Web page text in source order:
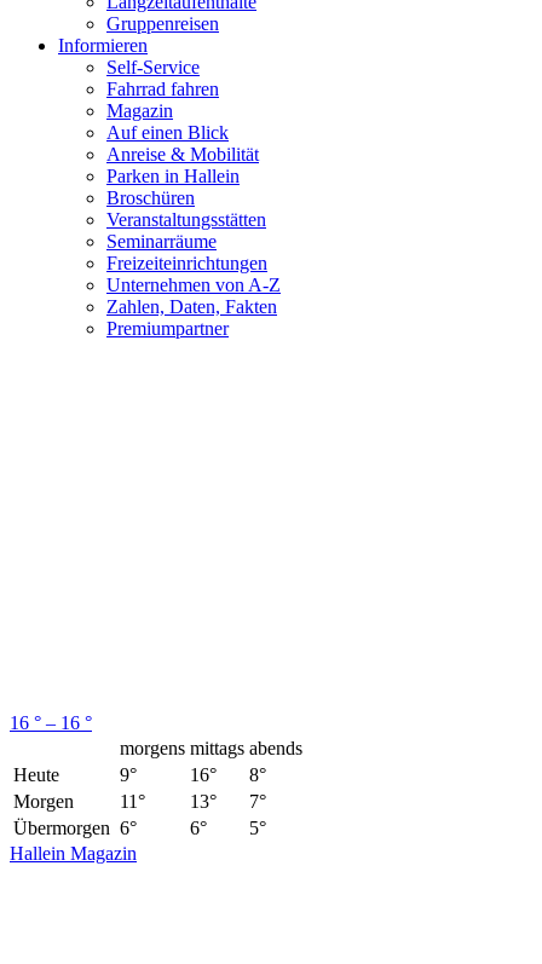
Gruppenreisen
Informieren
Self-Service
Fahrrad fahren
Magazin
Auf einen Blick
Anreise & Mobilität
Parken in Hallein
Broschüren
Veranstaltungsstätten
Seminarräume
Freizeiteinrichtungen
Unternehmen von A-Z
Zahlen, Daten, Fakten
Premiumpartner
16 ° – 16 °
morgens mittags abends
Heute
9° 16°
8°
Morgen
11° 13°
7°
Übermorgen 6° 6°
5°
Hallein Magazin